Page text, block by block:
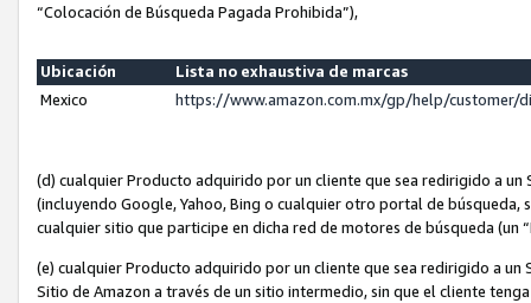
“Colocación de Búsqueda Pagada Prohibida”),
Ubicación
Lista no exhaustiva de marcas
Mexico
https://www.amazon.com.mx/gp/help/customer/
(d) cualquier Producto adquirido por un cliente que sea redirigido a
(incluyendo Google, Yahoo, Bing o cualquier otro portal de
cualquier sitio que participe en dicha red de motores de búsqueda (un
(e) cualquier Producto adquirido por un cliente que sea redirigido a un
Sitio de Amazon a través de un sitio intermedio, sin que el cliente